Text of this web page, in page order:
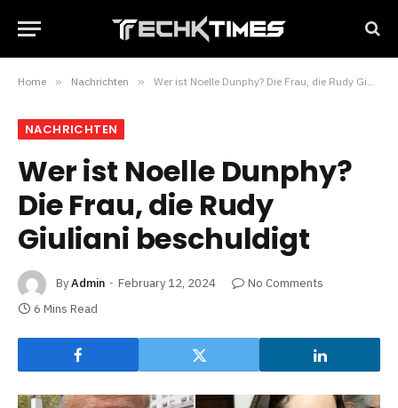
Home » Nachrichten » Wer ist Noelle Dunphy? Die Frau, die Rudy Giuliani beschuldigt
NACHRICHTEN
Wer ist Noelle Dunphy?
Die Frau, die Rudy
Giuliani beschuldigt
ByAdmin February 12, 2024
No Comments
6 Mins Read